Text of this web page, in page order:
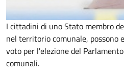
I cittadini di uno Stato membro
nel territorio comunale,
voto per l'elezione del
comunali.